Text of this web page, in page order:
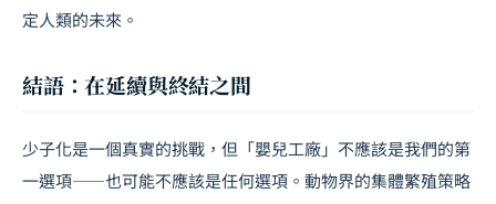
定人類的未來。
結語：在延續與終結之間
少子化是一個真實的挑戰，但「嬰兒工廠」不應該是我們的第
一選項——也可能不應該是任何選項。動物界的集體繁殖策略